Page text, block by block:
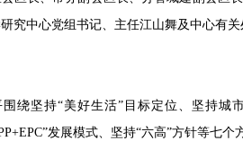
究中心党组书记、主任江山舞及中心有
围绕坚持“美好生活”目标定位、坚持城
发展模式、坚持“六高”方针等七